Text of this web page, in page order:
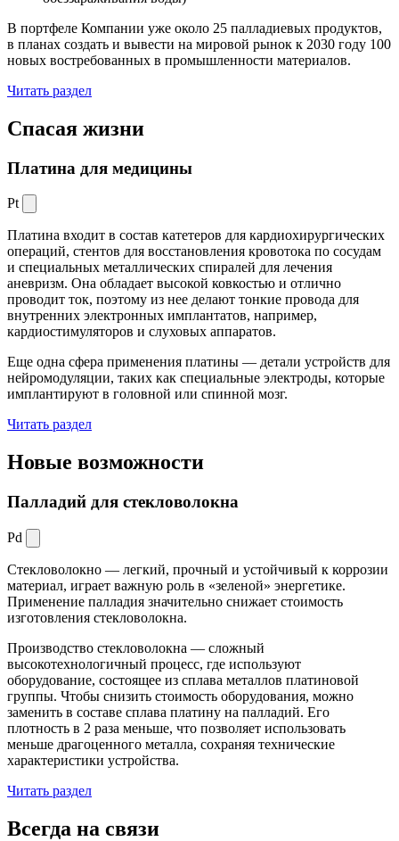
В портфеле Компании уже около 25 палладиевых продуктов,
в планах создать и вывести на мировой рынок к 2030 году 100
новых востребованных в промышленности материалов.
Читать раздел
Спасая жизни
Платина для медицины
Pt
Платина входит в состав катетеров для кардиохирургических
операций, стентов для восстановления кровотока по сосудам
и специальных металлических спиралей для лечения
аневризм. Она обладает высокой ковкостью и отлично
проводит ток, поэтому из нее делают тонкие провода для
внутренних электронных имплантатов, например,
кардиостимуляторов и слуховых аппаратов.
Еще одна сфера применения платины — детали устройств для
нейромодуляции, таких как специальные электроды, которые
имплантируют в головной или спинной мозг.
Читать раздел
Новые возможности
Палладий для стекловолокна
Pd
Стекловолокно — легкий, прочный и устойчивый к коррозии
материал, играет важную роль в «зеленой» энергетике.
Применение палладия значительно снижает стоимость
изготовления стекловолокна.
Производство стекловолокна — сложный
высокотехнологичный процесс, где используют
оборудование, состоящее из сплава металлов платиновой
группы. Чтобы снизить стоимость оборудования, можно
заменить в составе сплава платину на палладий. Его
плотность в 2 раза меньше, что позволяет использовать
меньше драгоценного металла, сохраняя технические
характеристики устройства.
Читать раздел
Всегда на связи